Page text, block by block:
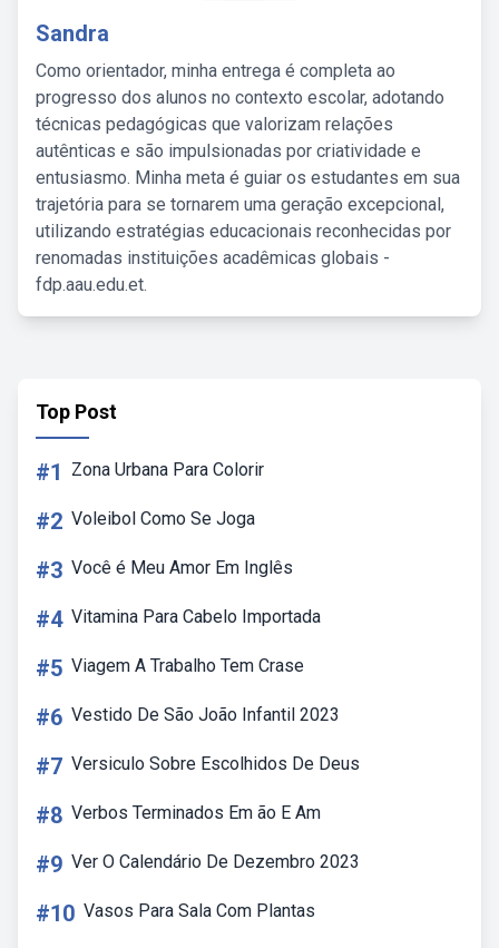
Sandra
Como orientador, minha entrega é completa ao
progresso dos alunos no contexto escolar, adotando
técnicas pedagógicas que valorizam relações
autênticas e são impulsionadas por criatividade e
entusiasmo. Minha meta é guiar os estudantes em sua
trajetória para se tornarem uma geração excepcional,
utilizando estratégias educacionais reconhecidas por
renomadas instituições acadêmicas globais -
fdp.aau.edu.et.
Top Post
#1 Zona Urbana Para Colorir
#2 Voleibol Como Se Joga
#3 Você é Meu Amor Em Inglês
#4 Vitamina Para Cabelo Importada
#5 Viagem A Trabalho Tem Crase
#6 Vestido De São João Infantil 2023
#7 Versiculo Sobre Escolhidos De Deus
#8 Verbos Terminados Em ão E Am
#9 Ver O Calendário De Dezembro 2023
#10 Vasos Para Sala Com Plantas